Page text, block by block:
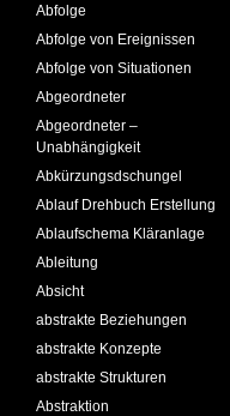
Abfolge
Abfolge von Ereignissen
Abfolge von Situationen
Abgeordneter
Abgeordneter –
Unabhängigkeit
Abkürzungsdschungel
Ablauf Drehbuch Erstellung
Ablaufschema Kläranlage
Ableitung
Absicht
abstrakte Beziehungen
abstrakte Konzepte
abstrakte Strukturen
Abstraktion